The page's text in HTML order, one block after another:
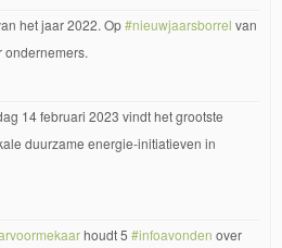
het jaar 2022. Op#nieuwjaarsborrel van
ondernemers.
14 februari 2023 vindt het grootste
duurzame energie-initiatieven in
houdt 5 #infoavonden over